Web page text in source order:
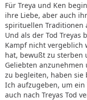
Für Treya und Ken
ihre Liebe, aber auch
spirituellen Traditionen
Und als der Tod Treyas
Kampf nicht vergeblich
hat, bewußt zu sterben
Geliebten anzunehmen
zu begleiten, haben
Ich aufzugeben, um
auch nach Treyas Tod